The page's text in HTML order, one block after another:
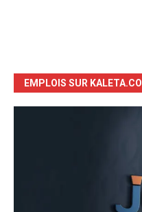
EMPLOIS SUR KALETA.CO